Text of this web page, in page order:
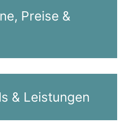
Preise &
& Leistungen